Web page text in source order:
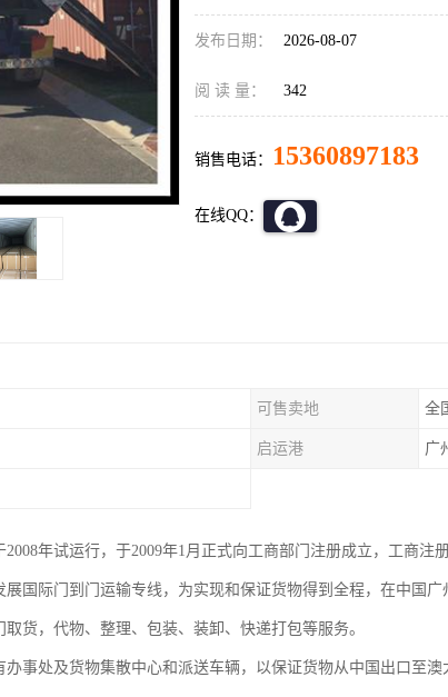
发布日期： 2026-08-07
阅 读 量： 342
销售电话： 15360897183
在线QQ：
可售卖地 全
启运港 广
年试运行，于2009年1月正式向工商部门注册成立，工商注册
国际门到门运输专线，为实现和保证货物得到全程，在中国
货，代物、整理、包装、装卸、快递打包等服务。
事处及货物集散中心和派送车辆，以保证货物从中国出口至